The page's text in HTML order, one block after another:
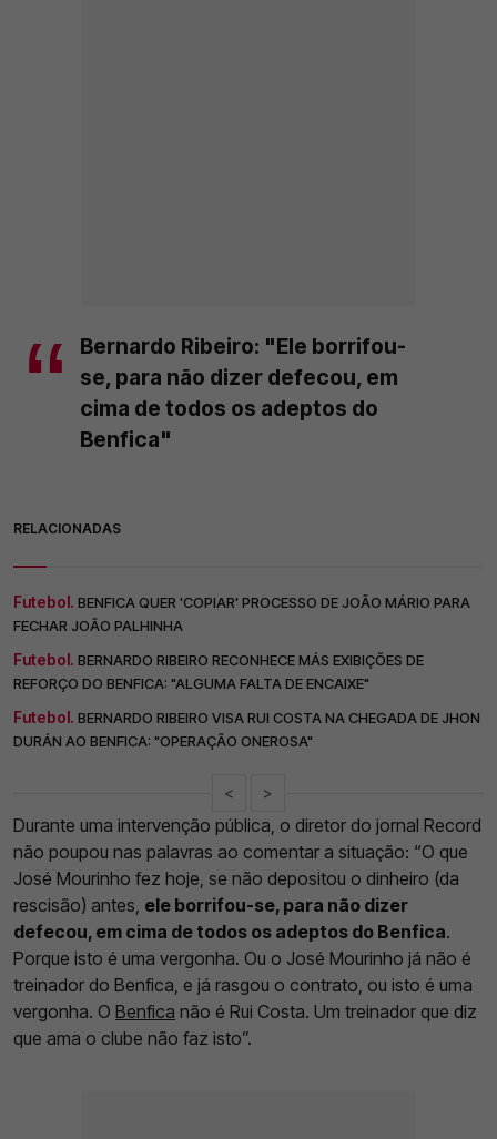
Bernardo Ribeiro: "Ele borrifou-
se, para não dizer defecou, em
cima de todos os adeptos do
Benfica"
RELACIONADAS
Futebol. BENFICA QUER 'COPIAR' PROCESSO DE JOÃO MÁRIO PARA
FECHAR JOÃO PALHINHA
Futebol. BERNARDO RIBEIRO RECONHECE MÁS EXIBIÇÕES DE
REFORÇO DO BENFICA: "ALGUMA FALTA DE ENCAIXE"
Futebol. BERNARDO RIBEIRO VISA RUI COSTA NA CHEGADA DE JHON
DURÁN AO BENFICA: "OPERAÇÃO ONEROSA"
< >
Durante uma intervenção pública, o diretor do jornal Record
não poupou nas palavras ao comentar a situação: “O que
José Mourinho fez hoje, se não depositou o dinheiro (da
rescisão) antes, ele borrifou-se, para não dizer
defecou, em cima de todos os adeptos do Benfica.
Porque isto é uma vergonha. Ou o José Mourinho já não é
treinador do Benfica, e já rasgou o contrato, ou isto é uma
vergonha. O Benfica não é Rui Costa. Um treinador que diz
que ama o clube não faz isto”.